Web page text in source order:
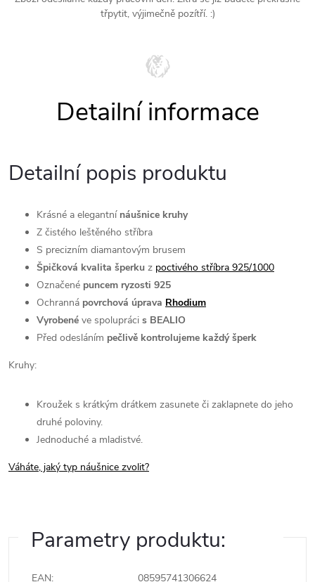
třpytit, výjimečně pozítří. :)
Detailní popis produktu
Krásné a elegantní náušnice kruhy
Z čistého leštěného stříbra
S precizním diamantovým brusem
Špičková kvalita šperku z poctivého stříbra 925/1000
Označené puncem ryzosti 925
Ochranná povrchová úprava Rhodium
Vyrobené ve spolupráci s BEALIO
Před odesláním pečlivě kontrolujeme každý šperk
Kruhy:
Kroužek s krátkým drátkem zasunete či zaklapnete do jeho
druhé poloviny.
Jednoduché a mladistvé.
Váháte, jaký typ náušnice zvolit?
Parametry produktu:
EAN: 08595741306624